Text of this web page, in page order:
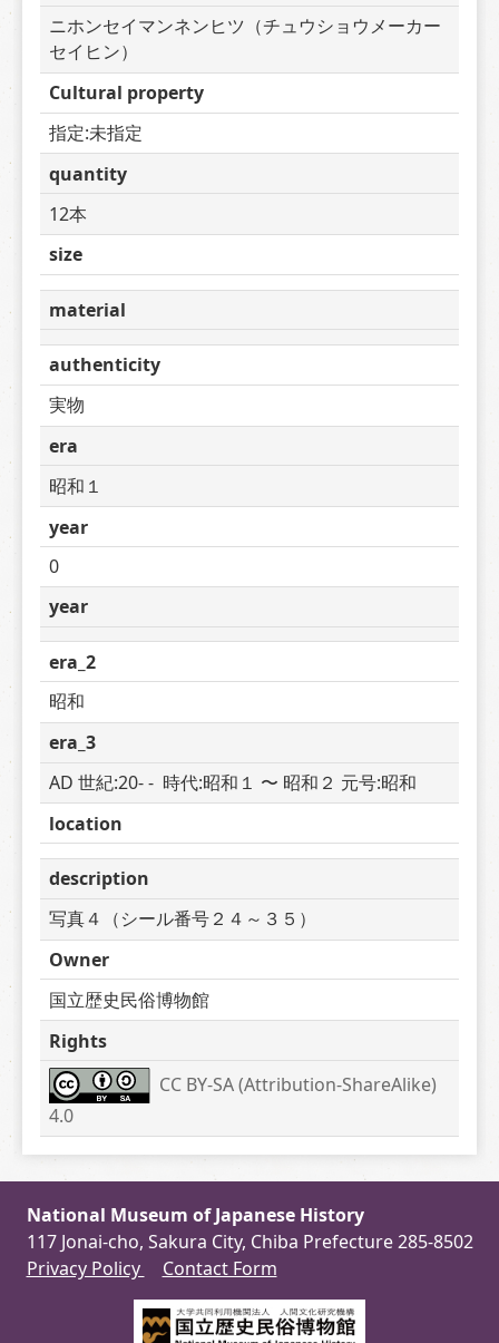
ニホンセイマンネンヒツ（チュウショウメーカー
セイヒン）
Cultural property
指定:未指定
quantity
12本
size
material
authenticity
実物
era
昭和１
year
0
year
era_2
昭和
era_3
AD 世紀:20- -  時代:昭和１ 〜 昭和２ 元号:昭和
location
description
写真４（シール番号２４～３５）
Owner
国立歴史民俗博物館
Rights
CC BY-SA (Attribution-ShareAlike)
4.0
National Museum of Japanese History
117 Jonai-cho, Sakura City, Chiba Prefecture 285-8502
Privacy Policy
Contact Form